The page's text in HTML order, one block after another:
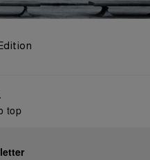
top